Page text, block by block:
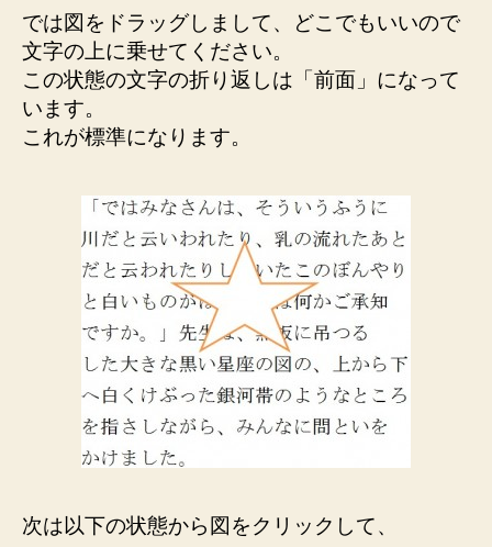
では図をドラッグしまして、どこでもいいので
文字の上に乗せてください。
この状態の文字の折り返しは「前面」になって
います。
これが標準になります。
次は以下の状態から図をクリックして、